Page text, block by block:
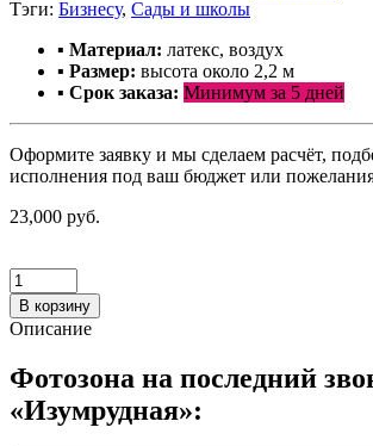
Тэги: Бизнесу, Сады и школы
▪ Материал: латекс, воздух
▪ Размер: высота около 2,2 м
▪ Срок заказа: Минимум за 5 дней
Оформите заявку и мы сделаем расчёт,
исполнения под ваш бюджет или
23,000 руб.
В корзину
Описание
Фотозона на последний
«Изумрудная»: